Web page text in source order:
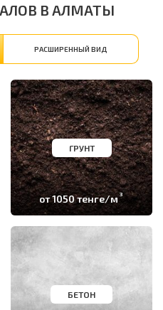
В АЛМАТЫ
РАСШИРЕННЫЙ ВИД
ГРУНТ
от 1050 тенге/м3
БЕТОН